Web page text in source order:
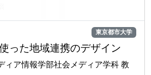
東京都市大学
った地域連携のデザイン
ィア情報学部社会メディア学科 教